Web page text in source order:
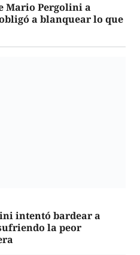
Mario Pergolini a
a blanquear lo que
intentó bardear a
la peor